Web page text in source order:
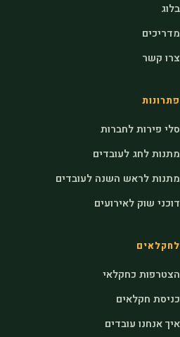
בלוג
מדריכים
צרו קשר
פתרונות
סלי פירות לחברות
מתנות לחג לעובדים
מתנות לראש השנה לעובדים
דוכני שוק לאירועים
לחקלאים
הצטרפות כחקלאי
כניסת חקלאים
איך אנחנו עובדים